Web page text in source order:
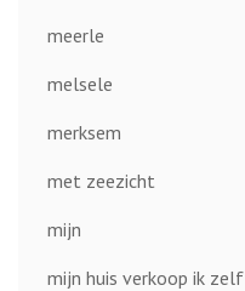
meerle
melsele
merksem
met zeezicht
mijn
mijn huis verkoop ik zelf